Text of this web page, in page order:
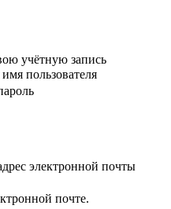
учётную запись
пользователя
электронной почты
почте.